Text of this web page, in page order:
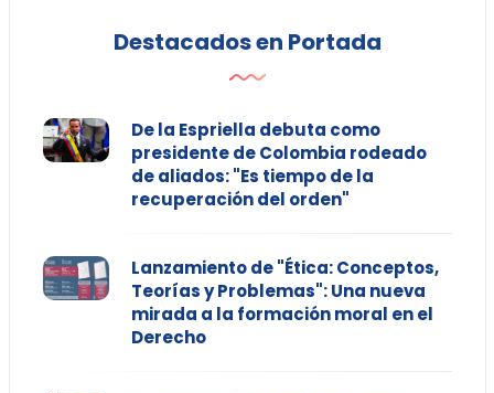
Destacados en Portada
De la Espriella debuta como
presidente de Colombia rodeado
de aliados: "Es tiempo de la
recuperación del orden"
Lanzamiento de "Ética: Conceptos,
Teorías y Problemas": Una nueva
mirada a la formación moral en el
Derecho